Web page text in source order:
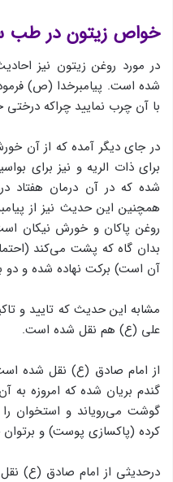
خواص زیتون در طب
در مورد روغن زیتون نیز
شده است. پیامبرخدا (ص)
با آن چرب نمایید چراكه
در جای دیگر آمده كه از آن
برای ذات الریه و نیز برای
شده كه در آن درمان هفتاد
همچنین این حدیث نیز از
روغن پاكان و خورش نیكان
بدان گاه كه پشت می‌كند
آن است) برکت نهاده شده و دو
مشابه این حدیث كه تایید و
علی (ع) هم نقل شده است.
از امام صادق (ع) نقل شده
گندم بریان شده که امروزه به
گوشت می‌رویاند و استخوان
كرده (پاكسازی پوست) و
درحدیثی از امام صادق (ع)